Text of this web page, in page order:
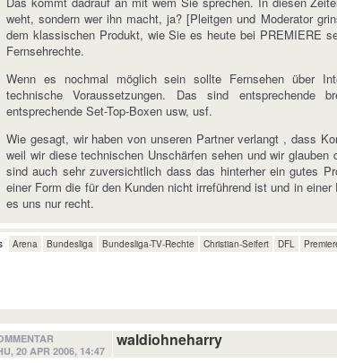
weht, sondern wer ihn macht, ja? [Pleitgen und Moderator
dem klassischen Produkt, wie Sie es heute bei PREMIERE
Fernsehrechte.
Wenn es nochmal möglich sein sollte Fernsehen über
technische Voraussetzungen. Das sind entsprechende
entsprechende Set-Top-Boxen usw, usf.
Wie gesagt, wir haben von unseren Partner verlangt , dass
weil wir diese technischen Unschärfen sehen und wir
sind auch sehr zuversichtlich dass das hinterher ein gutes
einer Form die für den Kunden nicht irreführend ist und in
es uns nur recht.
Arena Bundesliga Bundesliga-TV-Rechte Christian-Seifert DFL
20 APR 2006, 14:47
waldiohneharry